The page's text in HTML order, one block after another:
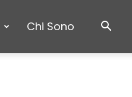
Chi Sono